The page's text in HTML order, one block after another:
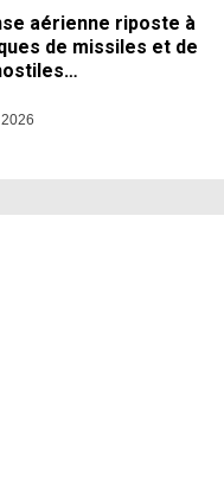
aérienne riposte à
de missiles et de